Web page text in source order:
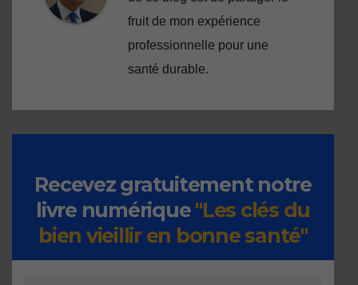
fruit de mon expérience
professionnelle pour une
santé durable.
Recevez gratuitement notre
livre numérique "Les clés du
bien vieillir en bonne santé"